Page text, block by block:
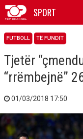
SPORT
FUTBOLL TË FUNDIT
Tjetër
“rrëmbejnë”
01/03/2018 17:50